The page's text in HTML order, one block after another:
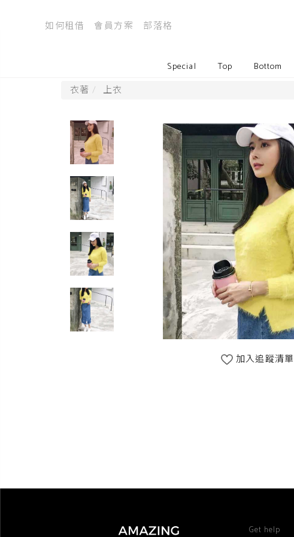
如何租借 會員方案 部落格
Special Top Bottom
衣著 上衣
加入追蹤清單
Get help